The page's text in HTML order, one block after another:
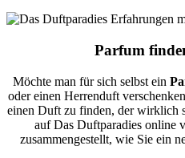
Parfum
Möchte man für sich selbst ein
oder einen Herrenduft
einen Duft zu finden, der wirklich
auf Das Duftparadies online
zusammengestellt, wie Sie ein